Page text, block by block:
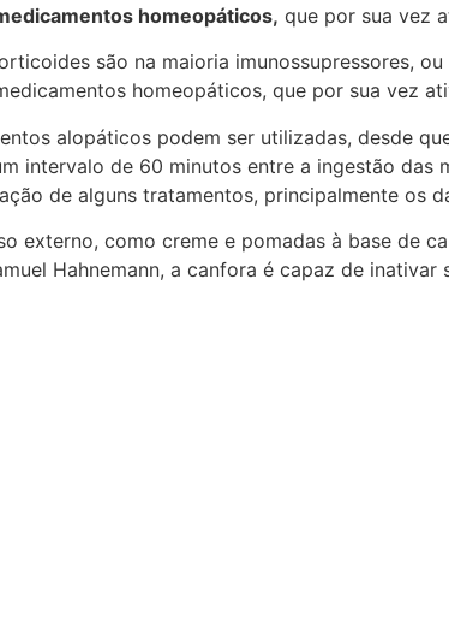
homeopáticos, que por sua vez
são na maioria imunossupressores,
homeopáticos, que por sua vez
alopáticos podem ser utilizadas, desde
intervalo de 60 minutos entre a ingestão
de alguns tratamentos, principalmente os
externo, como creme e pomadas à base de
Hahnemann, a canfora é capaz de inativar